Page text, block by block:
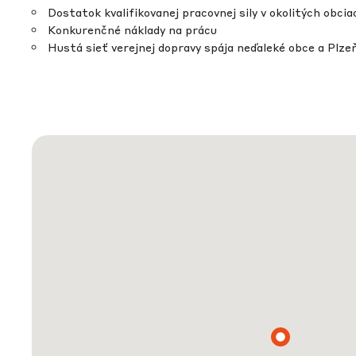
Dostatok kvalifikovanej pracovnej sily v okolitých
Konkurenčné náklady na prácu
Hustá sieť verejnej dopravy spája neďaleké obce a